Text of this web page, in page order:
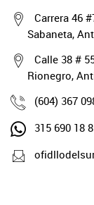
Carrera 46
Sabaneta,
Calle 38 #
Rionegro,
(604) 367
315 690 18